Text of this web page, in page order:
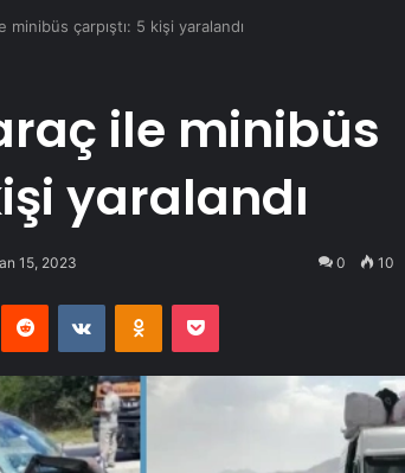
çarpıştı: 5 kişi yaralandı
ile minibüs
yaralandı
15, 2023 0 10
Reddit VKontakteOdnoklassniki
Pocket